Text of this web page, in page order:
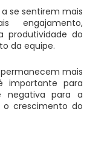
se sentirem mais
engajamento,
produtividade do
da equipe.
mais
importante para
negativa para a
o crescimento do